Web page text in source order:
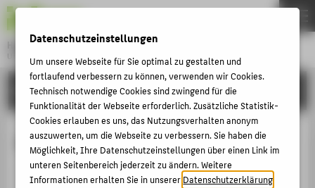
Hochschule für Technik und Wirtschaft Berlin
University of Applied Sciences
Menu
HOCHSCHULE
Alexander Stanschus
THEMEN
HOCHSCHULE
CAMPUS
STUDIUM
LEHRE
Datenschutzeinstellungen
Um unsere Webseite für Sie optimal zu gestalten und
fortlaufend verbessern zu können, verwenden wir Cookies.
Technisch notwendige Cookies sind zwingend für die
Funktionalität der Webseite erforderlich. Zusätzliche Statistik-
Cookies erlauben es uns, das Nutzungsverhalten anonym
auszuwerten, um die Webseite zu verbessern. Sie haben die
Möglichkeit, Ihre Datenschutzeinstellungen über einen Link im
unteren Seitenbereich jederzeit zu ändern. Weitere
Informationen erhalten Sie in unsererDatenschutzerklärung